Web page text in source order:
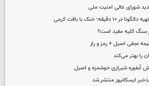
شورای عالی امنیت ملی
خنک با بافت کرمی
سنگ کلیه مفید است؟
نجفی اصیل + رمز و راز
را بهتر می‌کند
آبغوره شیرازی خوشمزه و اصیل
ایسکانیوز منتشر شد